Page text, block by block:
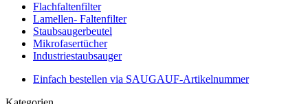
Flachfaltenfilter
Lamellen- Faltenfilter
Staubsaugerbeutel
Mikrofasertücher
Industriestaubsauger
Einfach bestellen via SAUGAUF-Artikelnummer